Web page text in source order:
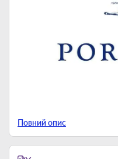
Porland Seasons —
аутентичного
Повний опис